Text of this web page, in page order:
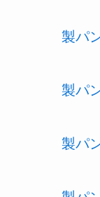
製パ
製パ
製パ